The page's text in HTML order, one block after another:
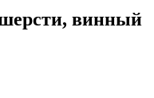
винный